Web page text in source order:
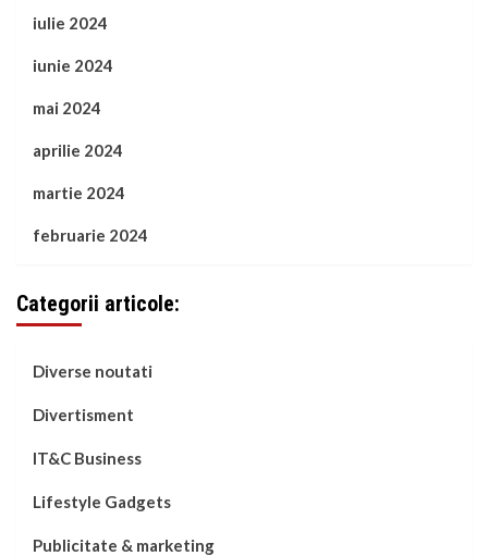
iulie 2024
iunie 2024
mai 2024
aprilie 2024
martie 2024
februarie 2024
Categorii articole:
Diverse noutati
Divertisment
IT&C Business
Lifestyle Gadgets
Publicitate & marketing